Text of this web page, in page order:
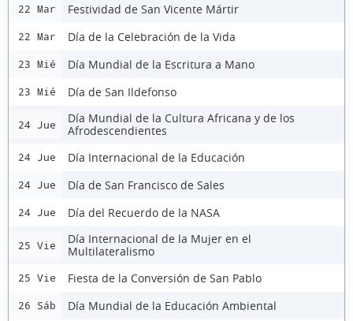
22 Mar Festividad de San Vicente Mártir
22 Mar Día de la Celebración de la Vida
23 Mié Día Mundial de la Escritura a Mano
23 Mié Día de San Ildefonso
24 Jue
Día Mundial de la Cultura Africana y de los
Afrodescendientes
24 Jue Día Internacional de la Educación
24 Jue Día de San Francisco de Sales
24 Jue Día del Recuerdo de la NASA
25 Vie
Día Internacional de la Mujer en el
Multilateralismo
25 Vie Fiesta de la Conversión de San Pablo
26 Sáb Día Mundial de la Educación Ambiental